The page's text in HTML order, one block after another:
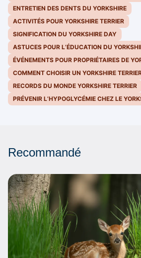
ENTRETIEN DES DENTS DU YORKSHIRE
ACTIVITÉS POUR YORKSHIRE TERRIER
SIGNIFICATION DU YORKSHIRE DAY
ASTUCES POUR L’ÉDUCATION DU
ÉVÉNEMENTS POUR PROPRIÉTAIRES DE
COMMENT CHOISIR UN YORKSHIRE
RECORDS DU MONDE YORKSHIRE TERRIER
PRÉVENIR L’HYPOGLYCÉMIE CHEZ LE
Recommandé